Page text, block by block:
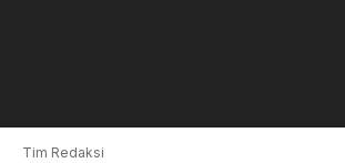
Tim Redaksi